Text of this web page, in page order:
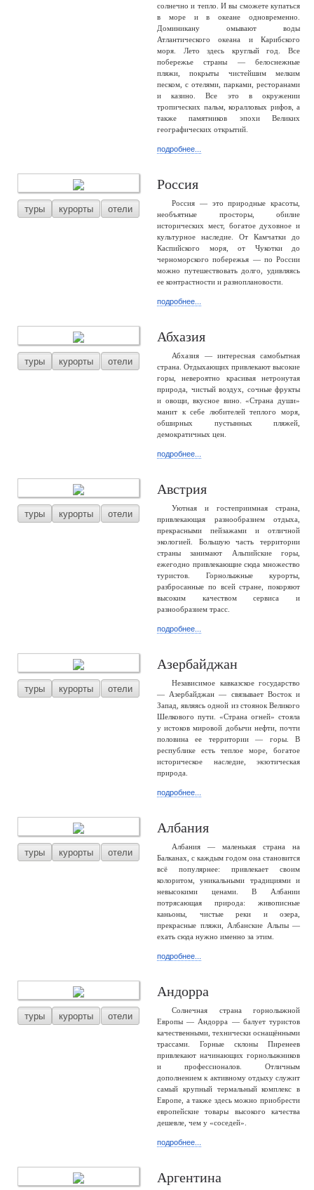
солнечно и тепло. И вы сможете купаться
в море и в океане одновременно.
Доминикану омывают воды
Атлантического океана и Карибского
моря. Лето здесь круглый год. Все
побережье страны — белоснежные
пляжи, покрыты чистейшим мелким
песком, с отелями, парками, ресторанами
и казино. Все это в окружении
тропических пальм, коралловых рифов, а
также памятников эпохи Великих
географических открытий.
подробнее...
туры курорты отели
Россия
Россия — это природные красоты,
необъятные просторы, обилие
исторических мест, богатое духовное и
культурное наследие. От Камчатки до
Каспийского моря, от Чукотки до
черноморского побережья — по России
можно путешествовать долго, удивляясь
ее контрастности и разноплановости.
подробнее...
туры курорты отели
Абхазия
Абхазия — интересная самобытная
страна. Отдыхающих привлекают высокие
горы, невероятно красивая нетронутая
природа, чистый воздух, сочные фрукты
и овощи, вкусное вино. «Страна души»
манит к себе любителей теплого моря,
обширных пустынных пляжей,
демократичных цен.
подробнее...
туры курорты отели
Австрия
Уютная и гостеприимная страна,
привлекающая разнообразием отдыха,
прекрасными пейзажами и отличной
экологией. Большую часть территории
страны занимают Альпийские горы,
ежегодно привлекающие сюда множество
туристов. Горнолыжные курорты,
разбросанные по всей стране, покоряют
высоким качеством сервиса и
разнообразием трасс.
подробнее...
туры курорты отели
Азербайджан
Независимое кавказское государство
— Азербайджан — связывает Восток и
Запад, являясь одной из стоянок Великого
Шелкового пути. «Страна огней» стояла
у истоков мировой добычи нефти, почти
половина ее территории — горы. В
республике есть теплое море, богатое
историческое наследие, экзотическая
природа.
подробнее...
туры курорты отели
Албания
Албания — маленькая страна на
Балканах, с каждым годом она становится
всё популярнее: привлекает своим
колоритом, уникальными традициями и
невысокими ценами. В Албании
потрясающая природа: живописные
каньоны, чистые реки и озера,
прекрасные пляжи, Албанские Альпы —
ехать сюда нужно именно за этим.
подробнее...
туры курорты отели
Андорра
Солнечная страна горнолыжной
Европы — Андорра — балует туристов
качественными, технически оснащёнными
трассами. Горные склоны Пиренеев
привлекают начинающих горнолыжников
и профессионалов. Отличным
дополнением к активному отдыху служит
самый крупный термальный комплекс в
Европе, а также здесь можно приобрести
европейские товары высокого качества
дешевле, чем у «соседей».
подробнее...
Аргентина